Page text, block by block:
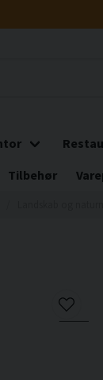
Tilbehør